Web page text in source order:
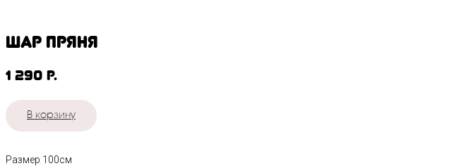
шар Пряня
1 290 р.
В корзину
Размер 100см